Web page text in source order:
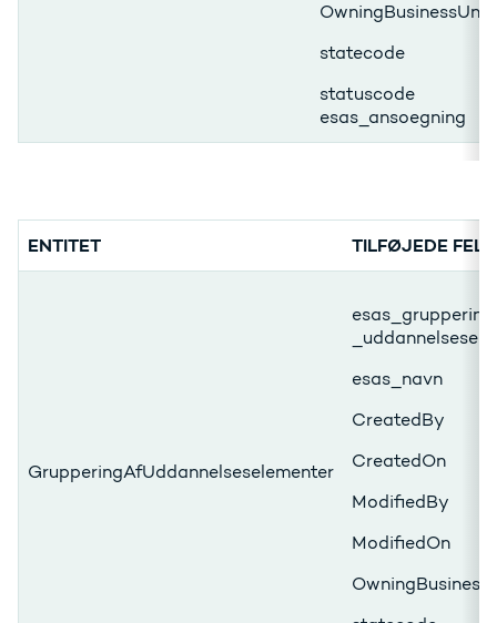
OwningBusinessUnit
statecode
statuscode
esas_ansoegning
ENTITET TILFØJEDE
GrupperingAfUddannelseselementer
esas_navn
CreatedBy
CreatedOn
ModifiedBy
ModifiedOn